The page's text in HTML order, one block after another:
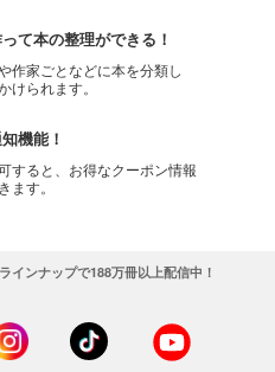
て本の整理ができる！
作家ごとなどに本を分類し
けられます。
機能！
すると、お得なクーポン情報
ます。
インナップで188万冊以上配信中！